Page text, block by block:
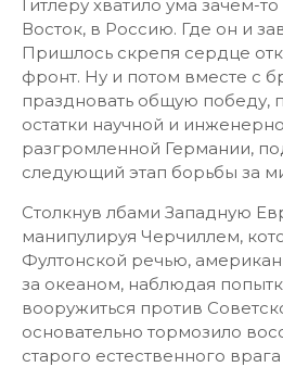
Гитлеру хватило ума зачем-
Восток, в Россию. Где он и
Пришлось скрепя сердце
фронт. Ну и потом вместе с
праздновать общую победу,
остатки научной и
разгромленной Германии,
следующий этап борьбы за
Столкнув лбами Западную
манипулируя Черчиллем,
Фултонской речью,
за океаном, наблюдая
вооружиться против
основательно тормозило
старого естественного